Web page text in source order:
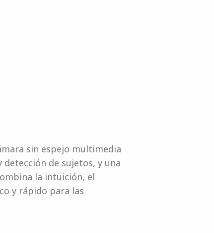
sin espejo multimedia
de sujetos, y una
la intuición, el
y rápido para las